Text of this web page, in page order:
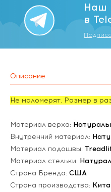
Наш
в
Описание
Не маломерят. Размер в
Материал верха:
Внутренний материал:
Материал подошвы:
Материал стельки:
Страна Бренда: США
Страна производства: